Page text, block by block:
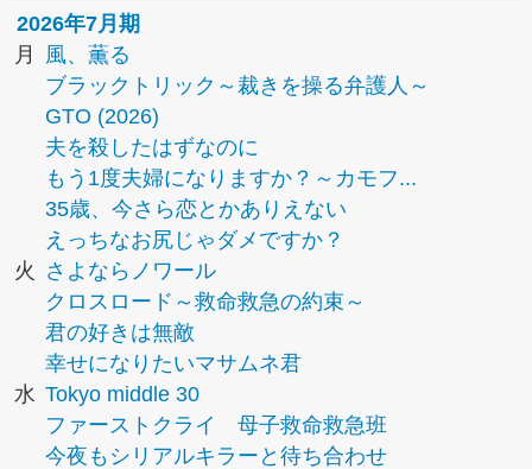
2026年7月期
月
風、薫る
ブラックトリック～裁きを操る弁護人～
GTO (2026)
夫を殺したはずなのに
もう1度夫婦になりますか？～カモフ...
35歳、今さら恋とかありえない
えっちなお尻じゃダメですか？
火
さよならノワール
クロスロード～救命救急の約束～
君の好きは無敵
幸せになりたいマサムネ君
水 Tokyo middle 30
ファーストクライ 母子救命救急班
今夜もシリアルキラーと待ち合わせ